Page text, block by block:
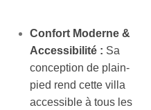
Confort Moderne &
Accessibilité : Sa
conception de plain-
pied rend cette villa
accessible à tous les